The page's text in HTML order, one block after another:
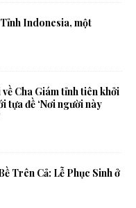
Indonesia, một
Cha Giám tỉnh tiên khởi
tựa đề ‘Nơi người này
Trên Cả: Lễ Phục Sinh ở